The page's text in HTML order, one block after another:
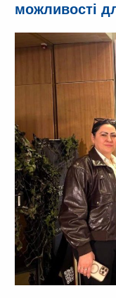
можливості